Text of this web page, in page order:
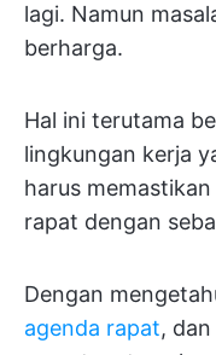
lagi. Namun
berharga.
Hal ini terutama
lingkungan kerja
harus
rapat dengan
Dengan
agenda rapat,